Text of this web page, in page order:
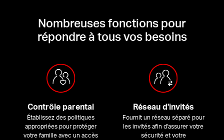
Nombreuses fonctions pour
répondre à tous vos besoins
Contrôle parental
Établissez des politiques
appropriées pour protéger
votre famille avec un accès
Réseau d'invités
Fournit un réseau séparé pour
les invités afin d'assurer votre
sécurité et votre